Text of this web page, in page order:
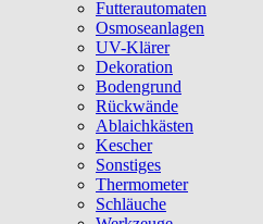
Futterautomaten
Osmoseanlagen
UV-Klärer
Dekoration
Bodengrund
Rückwände
Ablaichkästen
Kescher
Sonstiges
Thermometer
Schläuche